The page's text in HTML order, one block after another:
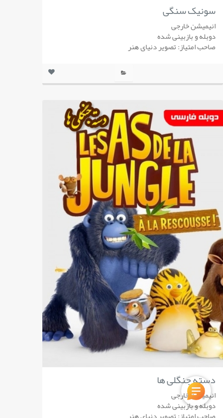
سونیک سنگی
انیمیشن خارجی
دوبله و بازبینی شده
صاحب امتیاز: تصویر دنیای هنر
دسته جنگلی ها
انیمیشن خارجی
دوبله و بازبینی شده